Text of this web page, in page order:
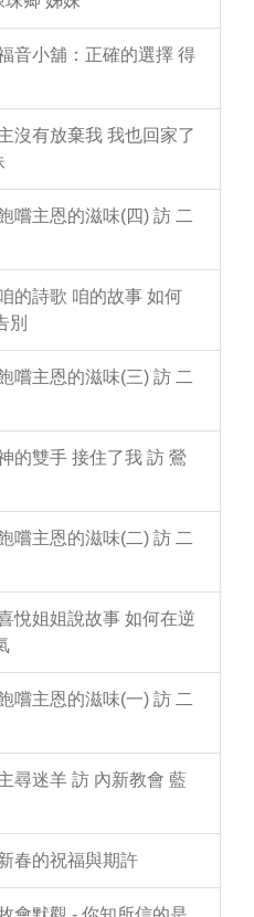
音小舖：正確的選擇 得
沒有放棄我 我也回家了
嚐主恩的滋味(四) 訪 二
的詩歌 咱的故事 如何
別
嚐主恩的滋味(三) 訪 二
的雙手 接住了我 訪 鶯
嚐主恩的滋味(二) 訪 二
悅姐姐說故事 如何在逆
嚐主恩的滋味(一) 訪 二
尋迷羊 訪 內新教會 藍
春的祝福與期許